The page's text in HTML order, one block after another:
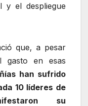
y el despliegue
que, a pesar
gasto en esas
han sufrido
10 líderes de
su